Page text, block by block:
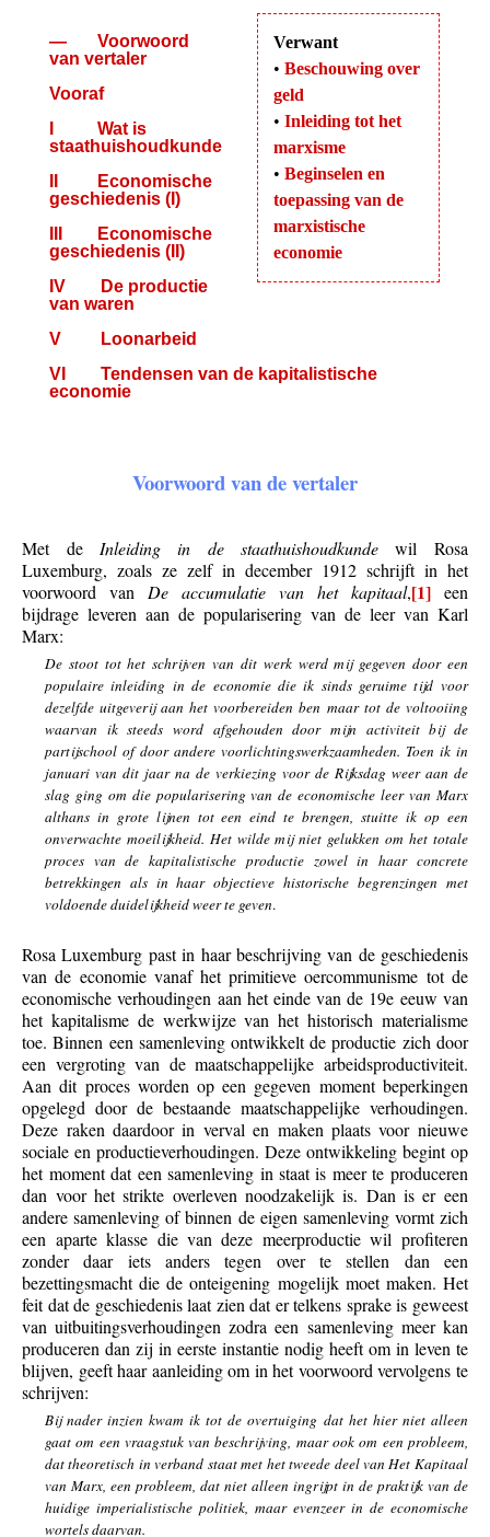
Verwant
• Beschouwing over
geld
• Inleiding tot het
marxisme
• Beginselen en
toepassing van de
marxistische
economie
— Voorwoord
van vertaler
Vooraf
I Wat is
staathuishoudkunde
II Economische
geschiedenis (I)
III Economische
geschiedenis (II)
IV De productie
van waren
V Loonarbeid
VI Tendensen van de kapitalistische
economie
Voorwoord van de vertaler
Met de Inleiding in de staathuishoudkunde wil Rosa
Luxemburg, zoals ze zelf in december 1912 schrijft in het
voorwoord van De accumulatie van het kapitaal,[1]een
bijdrage leveren aan de popularisering van de leer van Karl
Marx:
De stoot tot het schrijven van dit werk werd mij gegeven door een
populaire inleiding in de economie die ik sinds geruime tijd voor
dezelfde uitgeverij aan het voorbereiden ben maar tot de voltooiing
waarvan ik steeds word afgehouden door mijn activiteit bij de
partijschool of door andere voorlichtingswerkzaamheden. Toen ik in
januari van dit jaar na de verkiezing voor de Rijksdag weer aan de
slag ging om die popularisering van de economische leer van Marx
althans in grote lijnen tot een eind te brengen, stuitte ik op een
onverwachte moeilijkheid. Het wilde mij niet gelukken om het totale
proces van de kapitalistische productie zowel in haar concrete
betrekkingen als in haar objectieve historische begrenzingen met
voldoende duidelijkheid weer te geven.
Rosa Luxemburg past in haar beschrijving van de geschiedenis
van de economie vanaf het primitieve oercommunisme tot de
economische verhoudingen aan het einde van de 19e eeuw van
het kapitalisme de werkwijze van het historisch materialisme
toe. Binnen een samenleving ontwikkelt de productie zich door
een vergroting van de maatschappelijke arbeidsproductiviteit.
Aan dit proces worden op een gegeven moment beperkingen
opgelegd door de bestaande maatschappelijke verhoudingen.
Deze raken daardoor in verval en maken plaats voor nieuwe
sociale en productieverhoudingen. Deze ontwikkeling begint op
het moment dat een samenleving in staat is meer te produceren
dan voor het strikte overleven noodzakelijk is. Dan is er een
andere samenleving of binnen de eigen samenleving vormt zich
een aparte klasse die van deze meerproductie wil profiteren
zonder daar iets anders tegen over te stellen dan een
bezettingsmacht die de onteigening mogelijk moet maken. Het
feit dat de geschiedenis laat zien dat er telkens sprake is geweest
van uitbuitingsverhoudingen zodra een samenleving meer kan
produceren dan zij in eerste instantie nodig heeft om in leven te
blijven, geeft haar aanleiding om in het voorwoord vervolgens te
schrijven:
Bij nader inzien kwam ik tot de overtuiging dat het hier niet alleen
gaat om een vraagstuk van beschrijving, maar ook om een probleem,
dat theoretisch in verband staat met het tweede deel van Het Kapitaal
van Marx, een probleem, dat niet alleen ingrijpt in de praktijk van de
huidige imperialistische politiek, maar evenzeer in de economische
wortels daarvan.